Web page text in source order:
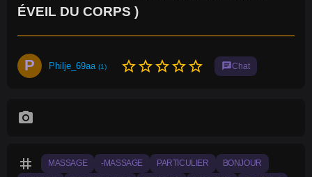
ÉVEIL DU CORPS )
P Philje_69aa (1) star_borderstar_borderstar_borderstar_borderstar_border chatChat
photo_camera
tag MASSAGE -MASSAGE PARTICULIER BONJOUR